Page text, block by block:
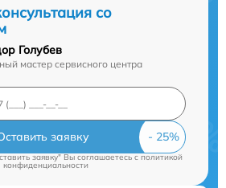
со
Голубев
мастер сервисного центра
заявку
заявку" Вы соглашаетесь cполитикой
конфиденциальности